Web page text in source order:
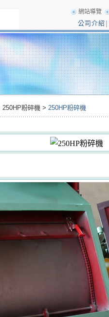
網站導覽
公司介紹
250HP粉碎機 > 250HP粉碎機